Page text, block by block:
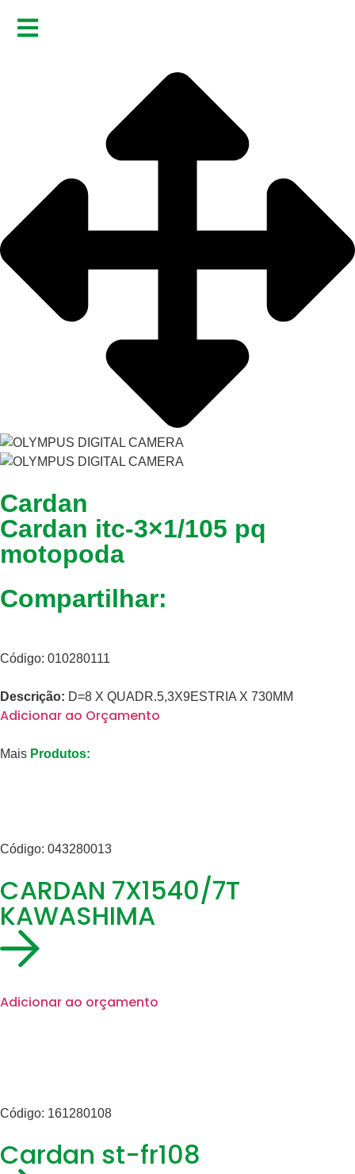
Cardan
Cardan itc-3×1/105 pq
motopoda
Compartilhar:
Código: 010280111
Descrição: D=8 X QUADR.5,3X9ESTRIA X 730MM
Adicionar ao Orçamento
Mais Produtos:
Código: 043280013
CARDAN 7X1540/7T
KAWASHIMA
Adicionar ao orçamento
Código: 161280108
Cardan st-fr108